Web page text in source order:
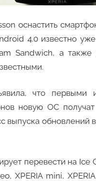
оснастить
4.0 известно
Sandwich, а
что первыми
новую ОС
выпуска
перевести на
XPERIA mini,